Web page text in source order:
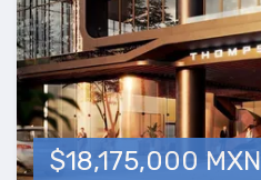
$18,175,000 MXN